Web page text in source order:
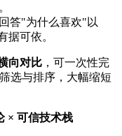
答"为什么喜欢"以
据可依。
向对比 ，可一次性完
选与排序，大幅缩短
× 可信技术栈